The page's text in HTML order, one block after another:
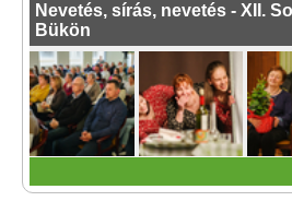
Nevetés, sírás, nevetés - XII.
Bükön